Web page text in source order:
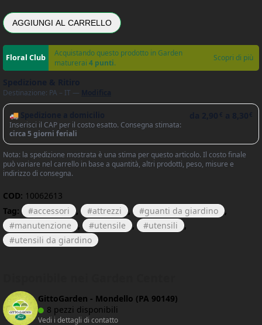
AGGIUNGI AL CARRELLO
Acquistando questo prodotto in Garden
maturerai 4 punti. Scopri di più
Destinazione: PA – IT —
🚚 Spedizione a domicilio
Inserisci il CAP per il costo esatto. Consegna stimata:
circa 5 giorni feriali
Nota: la spedizione mostrata è una stima per questo articolo. Il costo finale
può variare nel carrello in base a quantità, altri prodotti, peso, misure e
indirizzo di consegna.
COD: 10062613
Tag:
accessori , attrezzi , guanti da giardino
,
manutenzione
, utensile , utensili
,
utensili da giardino
GittoGarden - Mondello (PA 90149)
8 pezzi disponibili
Vedi i dettagli di contatto